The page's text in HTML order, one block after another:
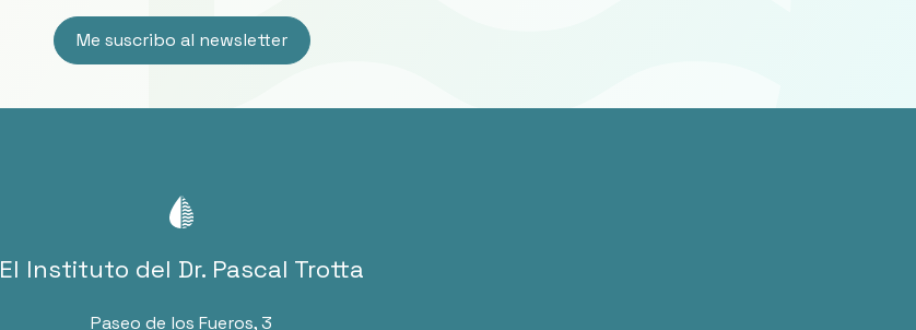
El Instituto del Dr. Pascal Trotta
Paseo de los Fueros, 3